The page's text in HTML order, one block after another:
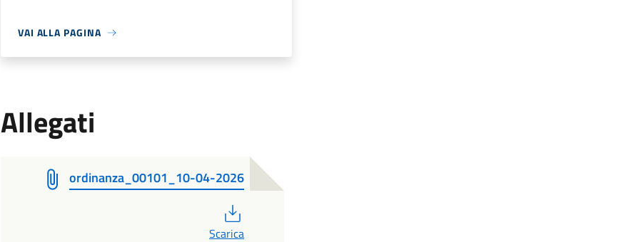
VAI ALLA PAGINA
Allegati
ordinanza_00101_10-04-2026
Scarica